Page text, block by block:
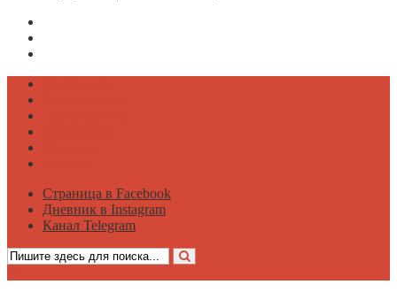
Страница в Facebook
Дневник в Instagram
Канал Telegram